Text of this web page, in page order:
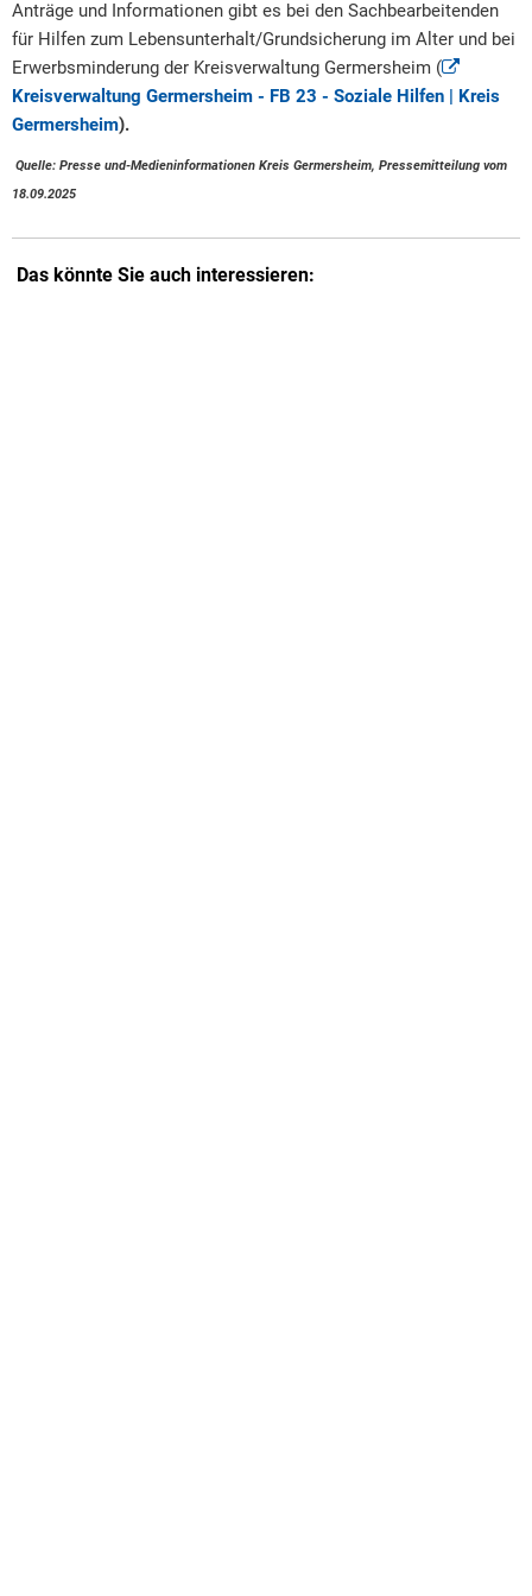
Anträge und Informationen gibt es bei den Sachbearbeitenden
für Hilfen zum Lebensunterhalt/Grundsicherung im Alter und bei
Erwerbsminderung der Kreisverwaltung Germersheim (
Kreisverwaltung Germersheim - FB 23 - Soziale Hilfen | Kreis
Germersheim).
Quelle: Presse und-Medieninformationen Kreis Germersheim, Pressemitteilung vom
18.09.2025
Das könnte Sie auch interessieren: